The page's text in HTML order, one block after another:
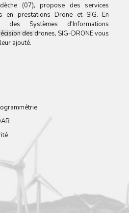
(07), propose des services
en prestations Drone et SIG. En
Systèmes d'Informations
des drones, SIG-DRONE vous
ajouté.